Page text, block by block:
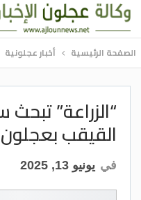
الصفحة الرئيسية أخبار عجلونية
“الزراعة”
القيقب بعجلون
في يونيو 13, 2025